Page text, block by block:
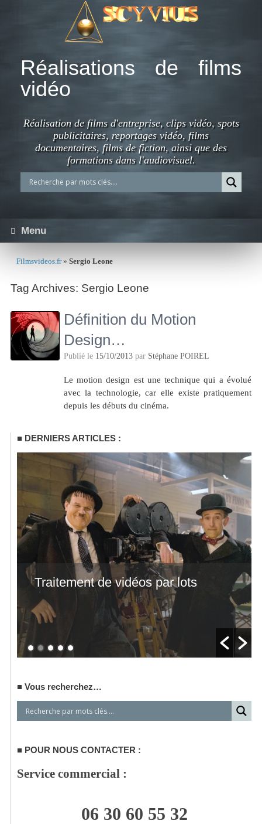
Réalisations de films
vidéo
Réalisation de films d'entreprise, clips vidéo, spots
publicitaires, reportages vidéo, films
documentaires, films de fiction, ainsi que des
formations dans l'audiovisuel.
Menu
Filmsvideos.fr» Sergio Leone
Tag Archives: Sergio Leone
Définition du Motion
Design…
Publié le 15/10/2013 par Stéphane POIREL
Le motion design est une technique qui a évolué
avec la technologie, car elle existe pratiquement
depuis les débuts du cinéma.
DERNIERS ARTICLES :
Traitement de vidéos par lots
Vous recherchez…
POUR NOUS CONTACTER :
Service commercial :
06 30 60 55 32